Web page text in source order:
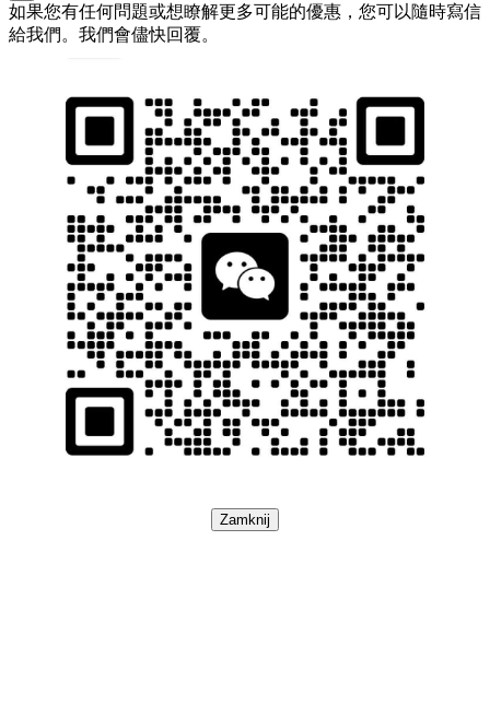
如果您有任何問題或想瞭解更多可能的優惠，您可以隨時寫信
給我們。我們會儘快回覆。
Zamknij